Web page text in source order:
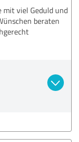
mit viel Geduld und
beraten